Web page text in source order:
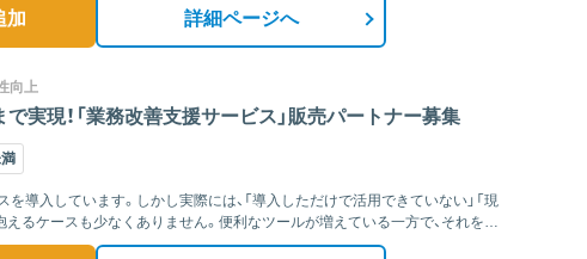
加 詳細ページへ
向上
実現！「業務改善支援サービス」販売パートナー募集
導入しています。しかし実際には、「導入しただけで活用できていない」「現
るケースも少なくありません。便利なツールが増えている一方で、それを